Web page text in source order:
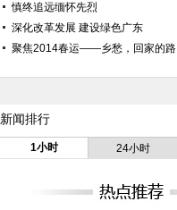
慎终追远缅怀先烈
深化改革发展 建设绿色广东
聚焦2014春运——乡愁，回家的路
新闻排行
1小时 24小时